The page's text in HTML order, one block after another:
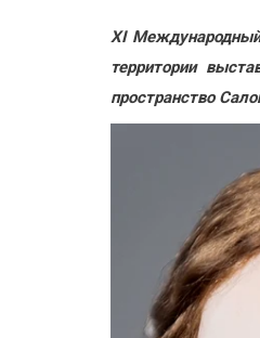
XI
территории
пространство